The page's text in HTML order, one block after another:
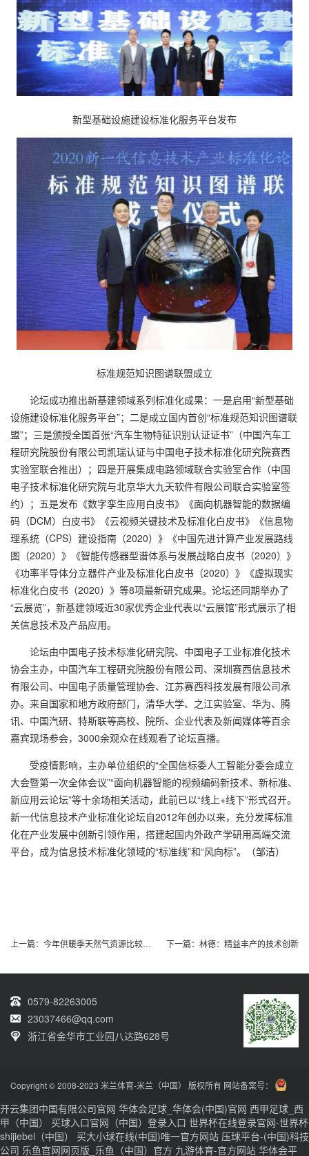
新型基础设施建设标准化服务平台发布
标准规范知识图谱联盟成立
论坛成功推出新基建领域系列标准化成果：一是启用“新型基础
设施建设标准化服务平台”；二是成立国内首创“标准规范知识图谱联
盟”；三是颁授全国首张“汽车生物特征识别认证证书”（中国汽车工
程研究院股份有限公司凯瑞认证与中国电子技术标准化研究院赛西
实验室联合推出）；四是开展集成电路领域联合实验室合作（中国
电子技术标准化研究院与北京华大九天软件有限公司联合实验室签
约）；五是发布《数字孪生应用白皮书》《面向机器智能的数据编
码（DCM）白皮书》《云视频关键技术及标准化白皮书》《信息物
理系统（CPS）建设指南（2020）》《中国先进计算产业发展路线
图（2020）》《智能传感器型谱体系与发展战略白皮书（2020）》
《功率半导体分立器件产业及标准化白皮书（2020）》《虚拟现实
标准化白皮书（2020）》等8项最新研究成果。论坛还同期举办了
“云展览”，新基建领域近30家优秀企业代表以“云展馆”形式展示了相
关信息技术及产品应用。
论坛由中国电子技术标准化研究院、中国电子工业标准化技术
协会主办，中国汽车工程研究院股份有限公司、深圳赛西信息技术
有限公司、中国电子质量管理协会、江苏赛西科技发展有限公司承
办。来自国家和地方政府部门，清华大学、之江实验室、华为、腾
讯、中国汽研、特斯联等高校、院所、企业代表及新闻媒体等百余
嘉宾现场参会，3000余观众在线观看了论坛直播。
受疫情影响，主办单位组织的“全国信标委人工智能分委会成立
大会暨第一次全体会议”“面向机器智能的视频编码新技术、新标准、
新应用云论坛”等十余场相关活动，此前已以“线上+线下”形式召开。
新一代信息技术产业标准化论坛自2012年创办以来，充分发挥标准
化在产业发展中创新引领作用，搭建起国内外政产学研用高端交流
平台，成为信息技术标准化领域的“标准线”和“风向标”。（邹洁）
上一篇： 今年供暖季天然气资源比较充足 下一篇： 林德：精益丰产的技术创新
0579-82263005
23037466@qq.com
浙江省金华市工业园八达路628号
Copyright © 2008-2023 米兰体育-米兰（中国） 版权所有 网站备案号：
开云集团中国有限公司官网 华体会足球_华体会(中国)官网 西甲足球_西
甲（中国）
买球入口官网（中国）登录入口 世界杯在线登录官网-世界杯
shijiebei（中国）
买大小球在线(中国)唯一官方网站 压球平台-(中国)科技
公司 乐鱼官网网页版_乐鱼（中国）官方 九游体育-官方网站 华体会平